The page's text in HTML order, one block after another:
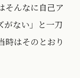
そんなに自己ア
がない」と一刀
時はそのとおり